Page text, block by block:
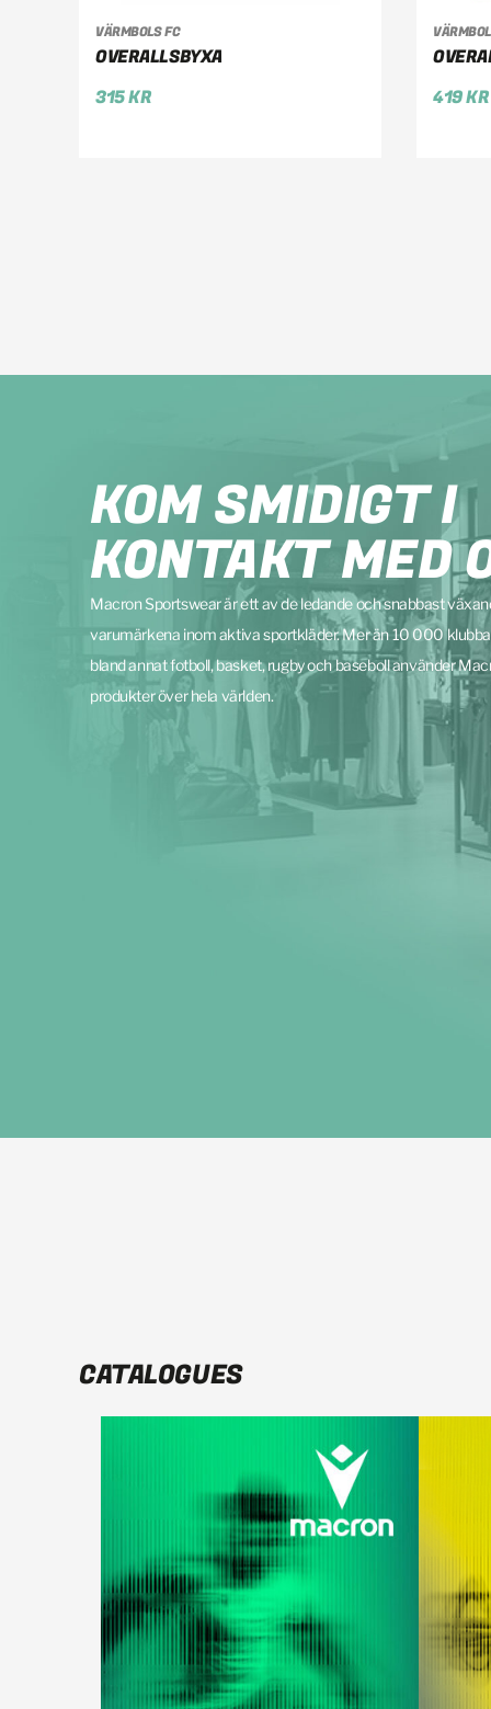
VÄRMBOLS FC
OVERALLSBYXA
315KR
VÄLJ ALTERNATIV
419KR
KOM SMIDIGT I
KONTAKT MED
Macron Sportswear är ett av de ledande och snabbast
varumärkena inom aktiva sportkläder. Mer än 10 000
bland annat fotboll, basket, rugby och baseboll använder
produkter över hela världen.
CATALOGUES